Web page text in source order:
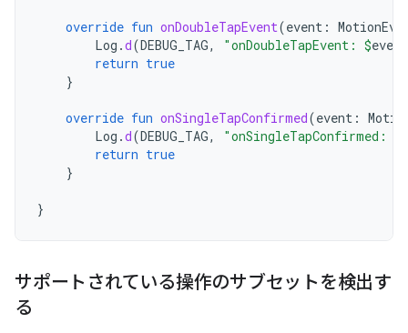
override fun onDoubleTapEvent(event :
Log .d(DEBUG_TAG, "onDoubleTapEvent: $event
return true
}
override fun onSingleTapConfirmed(event :
Log .d(DEBUG_TAG, "onSingleTapConfirmed:
return true
}
}
サポートされている操作のサブセットを検出す
る